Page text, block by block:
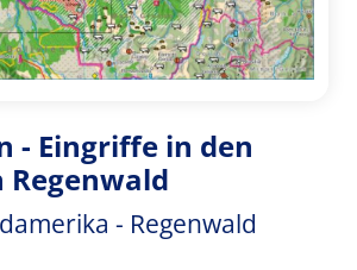
- Eingriffe in den
- Regenwald